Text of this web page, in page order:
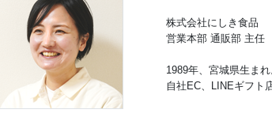
株式会社にしき食品
営業本部 通販部 主任
1989年、宮城県生ま
自社EC、LINEギフト